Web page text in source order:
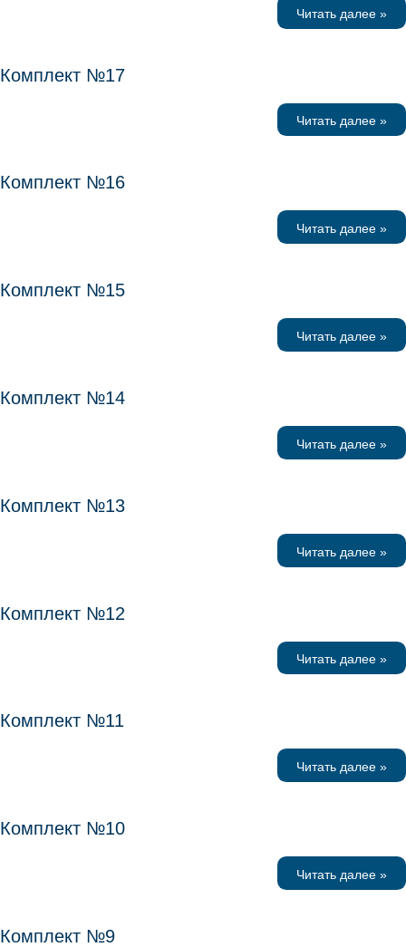
Читать далее »
Комплект №17
Читать далее »
Комплект №16
Читать далее »
Комплект №15
Читать далее »
Комплект №14
Читать далее »
Комплект №13
Читать далее »
Комплект №12
Читать далее »
Комплект №11
Читать далее »
Комплект №10
Читать далее »
Комплект №9